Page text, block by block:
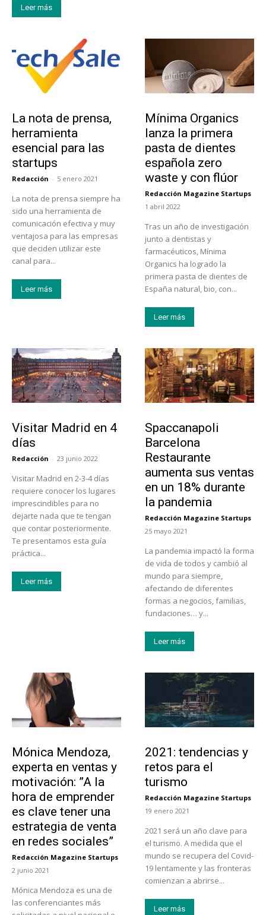
Leer más
La nota de prensa,
herramienta
esencial para las
startups
Redacción - 5 enero 2021
La nota de prensa siempre ha
sido una herramienta de
comunicación efectiva y muy
ventajosa para las empresas
que deciden utilizar este
canal para...
Leer más
Mínima Organics
lanza la primera
pasta de dientes
española zero
waste y con flúor
Redacción Magazine Startups
-
1 abril 2022
Tras un año de investigación
junto a dentistas y
farmacéuticos, Mínima
Organics ha logrado la
primera pasta de dientes de
España natural, bio, con...
Leer más
Visitar Madrid en 4
días
Redacción - 23 junio 2022
Visitar Madrid en 2-3-4 días
requiere conocer los lugares
imprescindibles para no
dejarte nada que te tengan
que contar posteriormente.
Te presentamos esta guía
práctica...
Leer más
Spaccanapoli
Barcelona
Restaurante
aumenta sus ventas
en un 18% durante
la pandemia
Redacción Magazine Startups
-
25 mayo 2021
La pandemia impactó la forma
de vida de todos y cambió al
mundo para siempre,
afectando de diferentes
formas a negocios, familias,
fundaciones… y...
Leer más
Mónica Mendoza,
experta en ventas y
motivación: ”A la
hora de emprender
es clave tener una
estrategia de venta
en redes sociales”
Redacción Magazine Startups
-
2 junio 2021
Mónica Mendoza es una de
las conferenciantes más
2021: tendencias y
retos para el
turismo
Redacción Magazine Startups
-
19 enero 2021
2021 será un año clave para
el turismo. A medida que el
mundo se recupera del Covid-
19 lentamente y las fronteras
comienzan a abrirse...
Leer más